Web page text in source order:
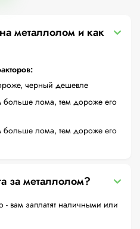
металлолом и как
черный дешевле
больше лома, тем дороже его
больше лома, тем дороже его
за металлолом?
- вам заплатят наличными или